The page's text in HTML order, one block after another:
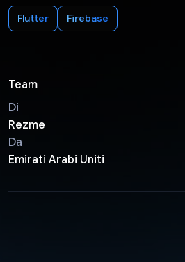
Flutter Firebase
Team
Di
Rezme
Da
Emirati Arabi Uniti